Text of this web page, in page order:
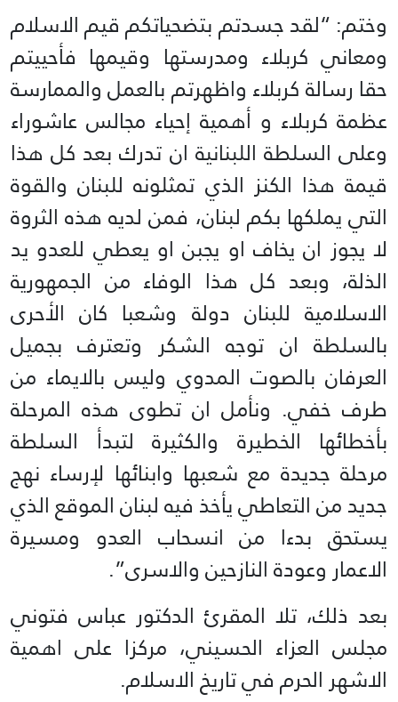
وختم: “لقد جسدتم بتضحياتكم قيم الاسلام
ومعاني كربلاء ومدرستها وقيمها فأحييتم
حقا رسالة كربلاء واظهرتم بالعمل والممارسة
عظمة كربلاء و أهمية إحياء مجالس عاشوراء
وعلى السلطة اللبنانية ان تدرك بعد كل هذا
قيمة هذا الكنز الذي تمثلونه للبنان والقوة
التي يملكها بكم لبنان، فمن لديه هذه الثروة
لا يجوز ان يخاف او يجبن او يعطي للعدو يد
الذلة، وبعد كل هذا الوفاء من الجمهورية
الاسلامية للبنان دولة وشعبا كان الأحرى
بالسلطة ان توجه الشكر وتعترف بجميل
العرفان بالصوت المدوي وليس بالايماء من
طرف خفي. ونأمل ان تطوى هذه المرحلة
بأخطائها الخطيرة والكثيرة لتبدأ السلطة
مرحلة جديدة مع شعبها وابنائها لإرساء نهج
جديد من التعاطي يأخذ فيه لبنان الموقع الذي
يستحق بدءا من انسحاب العدو ومسيرة
الاعمار وعودة النازحين والاسرى”.
بعد ذلك، تلا المقرئ الدكتور عباس فتوني
مجلس العزاء الحسيني، مركزا على اهمية
الاشهر الحرم في تاريخ الاسلام.